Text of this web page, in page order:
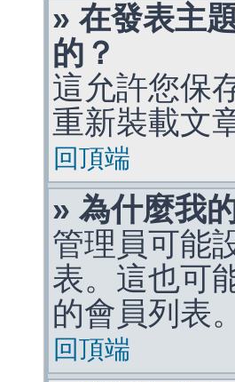
» 在發表主
的？
這允許您保
重新裝載文
回頂端
» 為什麼我
管理員可能
表。這也可
的會員列表
回頂端